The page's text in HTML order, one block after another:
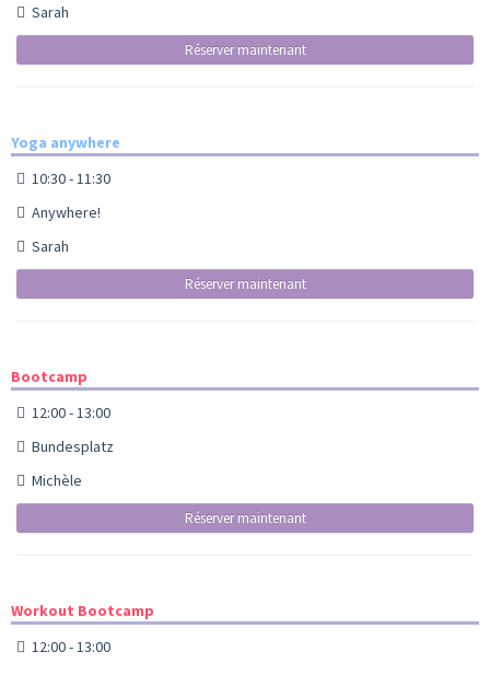
Sarah
Réserver maintenant
Yoga anywhere
10:30 - 11:30
Anywhere!
Sarah
Réserver maintenant
Bootcamp
12:00 - 13:00
Bundesplatz
Michèle
Réserver maintenant
Workout Bootcamp
12:00 - 13:00